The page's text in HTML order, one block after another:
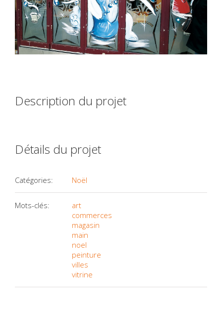
Description du projet
Détails du projet
Catégories: Noël
Mots-clés:
art
commerces
magasin
main
noel
peinture
villes
vitrine